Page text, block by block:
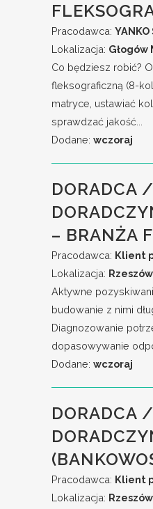
Pracodawca: YANKO
Lokalizacja: Głogów
Co będziesz robić?
fleksograficzną (8-
matryce, ustawiać
sprawdzać jakość...
Dodane: wczoraj
DORADCA /
– BRANŻA
Pracodawca: Klient
Lokalizacja: Rzeszów
Aktywne
budowanie z nimi
Diagnozowanie
dopasowywanie
Dodane: wczoraj
DORADCA /
Pracodawca: Klient
Lokalizacja: Rzeszów